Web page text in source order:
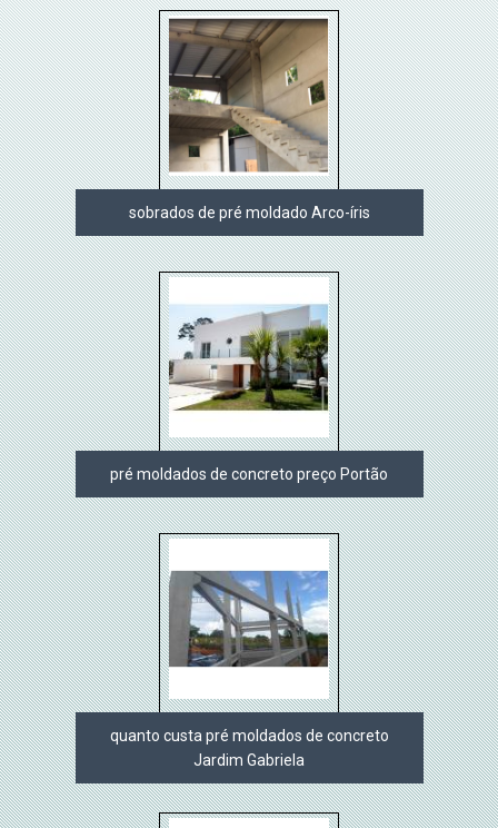
sobrados de pré moldado Arco-íris
pré moldados de concreto preço Portão
quanto custa pré moldados de concreto
Jardim Gabriela